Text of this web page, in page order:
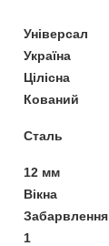
Універсал
Україна
Цілісна
Кований
Сталь
12 мм
Вікна
Забарвлення
1